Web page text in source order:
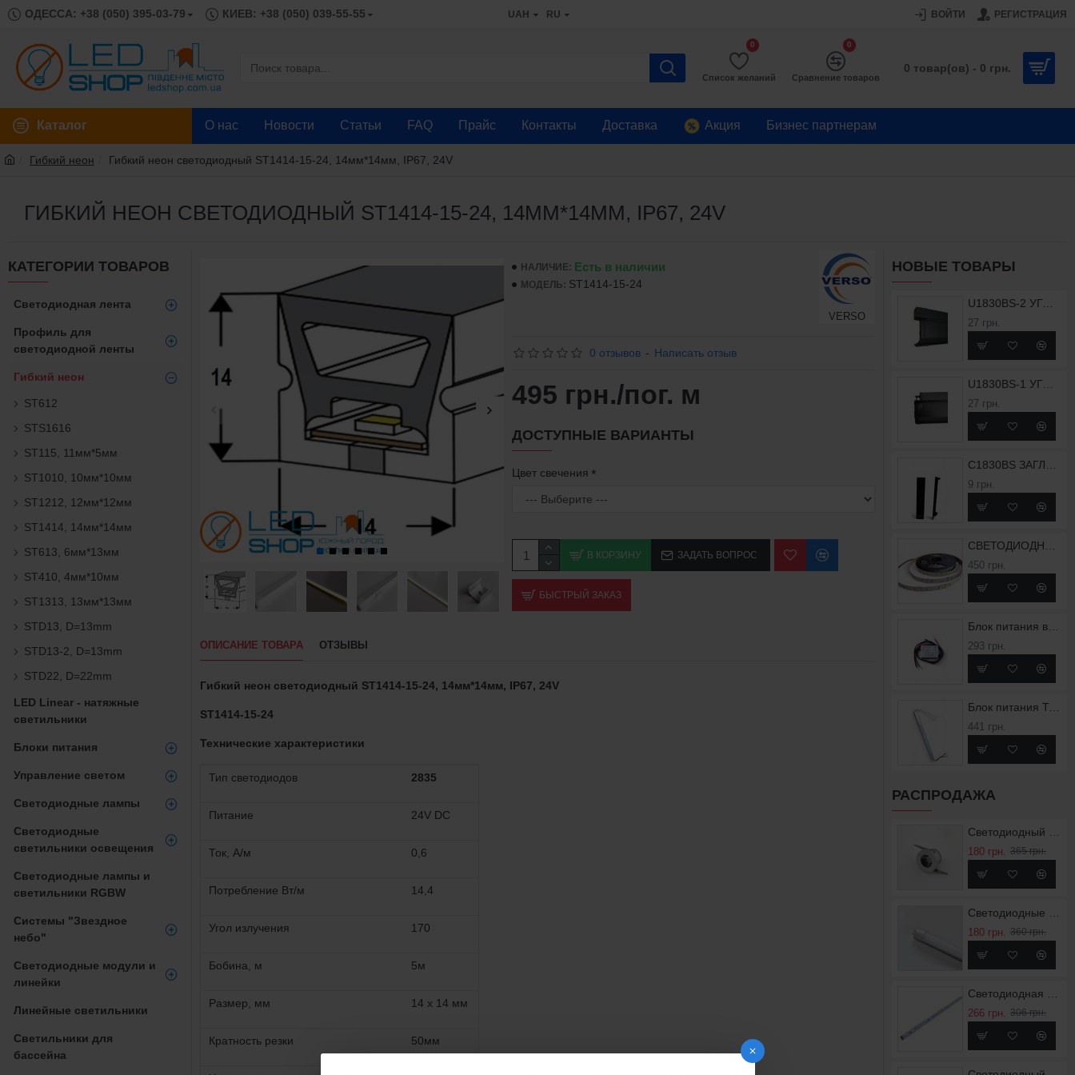
ОДЕССА: +38 (050) 395-03-79 КИЕВ: +38 (050) 039-55-55 UAH RU ВОЙТИ РЕГИСТРАЦИЯ
Список желаний
0
Сравнение товаров
0
0 товар(ов) - 0 грн.
Каталог О нас Новости Статьи FAQ Прайс Контакты Доставка Акция Бизнес партнерам
Гибкий неон Гибкий неон светодиодный ST1414-15-24, 14мм*14мм, ІР67, 24V
ГИБКИЙ НЕОН СВЕТОДИОДНЫЙ ST1414-15-24, 14ММ*14ММ, ІР67, 24V
КАТЕГОРИИ ТОВАРОВ
Светодиодная лента
Профиль для
светодиодной ленты
Гибкий неон
ST612
STS1616
ST115, 11мм*5мм
ST1010, 10мм*10мм
ST1212, 12мм*12мм
ST1414, 14мм*14мм
ST613, 6мм*13мм
ST410, 4мм*10мм
ST1313, 13мм*13мм
STD13, D=13mm
STD13-2, D=13mm
STD22, D=22mm
LED Linear - натяжные
светильники
Блоки питания
Управление светом
Светодиодные лампы
Светодиодные
светильники освещения
Светодиодные лампы и
светильники RGBW
Системы "Звездное
небо"
Светодиодные модули и
линейки
Линейные светильники
Светильники для
бассейна
НАЛИЧИЕ: Есть в наличии
МОДЕЛЬ: ST1414-15-24
VERSO
0 отзывов - Написать отзыв
495 грн./пог. м
ДОСТУПНЫЕ ВАРИАНТЫ
Цвет свечения
В КОРЗИНУ ЗАДАТЬ ВОПРОС
БЫСТРЫЙ ЗАКАЗ
ОПИСАНИЕ ТОВАРА ОТЗЫВЫ
Гибкий неон светодиодный ST1414-15-24, 14мм*14мм, ІР67, 24V
ST1414-15-24
Технические характеристики
Тип светодиодов 2835
Питание 24V DC
Ток, A/м 0,6
Потребление Вт/м 14,4
Угол излучения 170
Бобина, м 5м
Размер, мм 14 х 14 мм
Кратность резки 50мм
НОВЫЕ ТОВАРЫ
U1830BS-2 УГОЛОК ВНЕШНИЙ ДЛЯ ПРОФИЛЯ X1830BS
27 грн.
U1830BS-1 УГОЛОК ВНУТРЕННИЙ ДЛЯ ПРОФИЛЯ X1830BS
27 грн.
9 грн.
450 грн.
Блок питания влагозащищенный TW-0,75A-12V-9
293 грн.
Блок питания T-2,5A-24V-60Slim
441 грн.
РАСПРОДАЖА
180 грн. 365 грн.
180 грн. 360 грн.
266 грн. 306 грн.